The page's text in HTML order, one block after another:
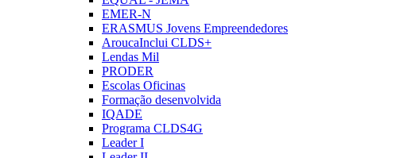
EMER-N
ERASMUS Jovens Empreendedores
AroucaInclui CLDS+
Lendas Mil
PRODER
Escolas Oficinas
Formação desenvolvida
IQADE
Programa CLDS4G
Leader I